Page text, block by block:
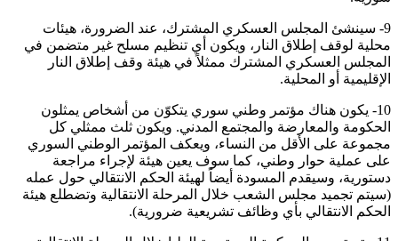
9- سينشئ المجلس العسكري المشترك، عند الضرورة، هيئات
محلية لوقف إطلاق النار، ويكون أي تنظيم مسلح غير متضمن في
المجلس العسكري المشترك ممثلاً في هيئة وقف إطلاق النار
الإقليمية أو المحلية.
10- يكون هناك مؤتمر وطني سوري يتكوّن من أشخاص يمثلون
الحكومة والمعارضة والمجتمع المدني. ويكون ثلث ممثلي كل
مجموعة على الأقل من النساء، ويعكف المؤتمر الوطني السوري
على عملية حوار وطني، كما سوف يعين هيئة لإجراء مراجعة
دستورية، وسيقدم المسودة أيضاً لهيئة الحكم الانتقالي حول عمله
(سيتم تجميد مجلس الشعب خلال المرحلة الانتقالية وتضطلع هيئة
الحكم الانتقالي بأي وظائف تشريعية ضرورية).